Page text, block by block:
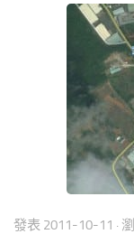
發表 2011-10-11 ·